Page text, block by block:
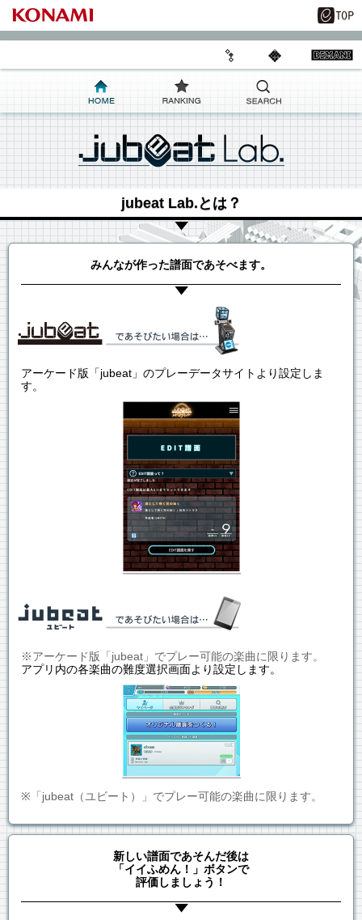
jubeat Lab.とは？
みんなが作った譜面であそべます。
アーケード版「jubeat」のプレーデータサイトより設定しま
す。
※アーケード版「jubeat」でプレー可能の楽曲に限ります。
アプリ内の各楽曲の難度選択画面より設定します。
※「jubeat（ユビート）」でプレー可能の楽曲に限ります。
新しい譜面であそんだ後は
「イイふめん！」ボタンで
評価しましょう！